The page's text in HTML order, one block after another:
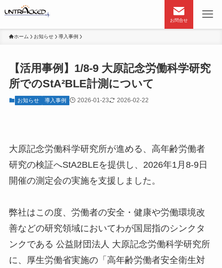
お問合せ
ホーム お知らせ 導入事例
【活用事例】1/8-9 大原記念労働科学研究
所でのStA²BLE計測について
お知らせ 導入事例 2026-01-23 2026-02-22
大原記念労働科学研究所が進める、高年齢労働者
研究の検証へStA2BLEを提供し、2026年1月8-9日
開催の測定会の実施を支援しました。
弊社はこの度、労働者の安全・健康や労働環境改
善などの研究領域においてわが国屈指のシンクタ
ンクである 公益財団法人 大原記念労働科学研究所
に、厚生労働省実施の「高年齢労働者安全衛生対